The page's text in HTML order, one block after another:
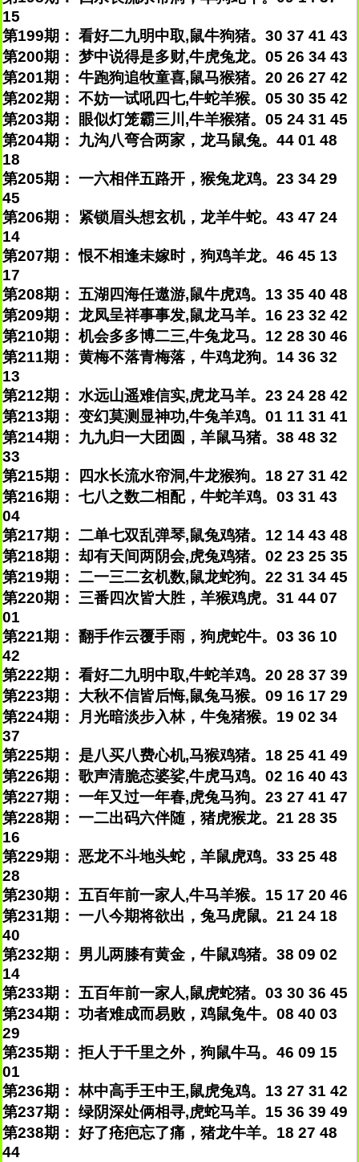
15
第199期： 看好二九明中取,鼠牛狗猪。30 37 41 43
第200期： 梦中说得是多财,牛虎兔龙。05 26 34 43
第201期： 牛跑狗追牧童喜,鼠马猴猪。20 26 27 42
第202期： 不妨一试吼四七,牛蛇羊猴。05 30 35 42
第203期： 眼似灯笼霸三川,牛羊猴猪。05 24 31 45
第204期： 九沟八弯合两家，龙马鼠兔。44 01 48
18
第205期： 一六相伴五路开，猴兔龙鸡。23 34 29
45
第206期： 紧锁眉头想玄机，龙羊牛蛇。43 47 24
14
第207期： 恨不相逢未嫁时，狗鸡羊龙。46 45 13
17
第208期： 五湖四海任遨游,鼠牛虎鸡。13 35 40 48
第209期： 龙凤呈祥事事发,鼠龙马羊。16 23 32 42
第210期： 机会多多博二三,牛兔龙马。12 28 30 46
第211期： 黄梅不落青梅落，牛鸡龙狗。14 36 32
13
第212期： 水远山遥难信实,虎龙马羊。23 24 28 42
第213期： 变幻莫测显神功,牛兔羊鸡。01 11 31 41
第214期： 九九归一大团圆，羊鼠马猪。38 48 32
33
第215期： 四水长流水帘洞,牛龙猴狗。18 27 31 42
第216期： 七八之数二相配，牛蛇羊鸡。03 31 43
04
第217期： 二单七双乱弹琴,鼠兔鸡猪。12 14 43 48
第218期： 却有天间两阴会,虎兔鸡猪。02 23 25 35
第219期： 二一三二玄机数,鼠龙蛇狗。22 31 34 45
第220期： 三番四次皆大胜，羊猴鸡虎。31 44 07
01
第221期： 翻手作云覆手雨，狗虎蛇牛。03 36 10
42
第222期： 看好二九明中取,牛蛇羊鸡。20 28 37 39
第223期： 大秋不信皆后悔,鼠兔马猴。09 16 17 29
第224期： 月光暗淡步入林，牛兔猪猴。19 02 34
37
第225期： 是八买八费心机,马猴鸡猪。18 25 41 49
第226期： 歌声清脆态婆娑,牛虎马鸡。02 16 40 43
第227期： 一年又过一年春,虎兔马狗。23 27 41 47
第228期： 一二出码六伴随，猪虎猴龙。21 28 35
16
第229期： 恶龙不斗地头蛇，羊鼠虎鸡。33 25 48
28
第230期： 五百年前一家人,牛马羊猴。15 17 20 46
第231期： 一八今期将欲出，兔马虎鼠。21 24 18
40
第232期： 男儿两膝有黄金，牛鼠鸡猪。38 09 02
14
第233期： 五百年前一家人,鼠虎蛇猪。03 30 36 45
第234期： 功者难成而易败，鸡鼠兔牛。08 40 03
29
第235期： 拒人于千里之外，狗鼠牛马。46 09 15
01
第236期： 林中高手王中王,鼠虎兔鸡。13 27 31 42
第237期： 绿阴深处俩相寻,虎蛇马羊。15 36 39 49
第238期： 好了疮疤忘了痛，猪龙牛羊。18 27 48
44